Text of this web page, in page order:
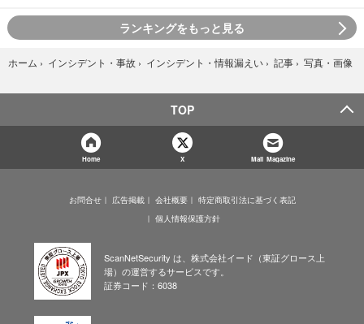
ランキングをもっと見る
ホーム › インシデント・事故 › インシデント・情報漏えい › 記事 › 写真・画像
TOP
Home X Mail Magazine
お問合せ 広告掲載 会社概要
特定商取引法に基づく表記
個人情報保護方針
ScanNetSecurity は、株式会社イード（東証グロース上
場）の運営するサービスです。
証券コード：6038